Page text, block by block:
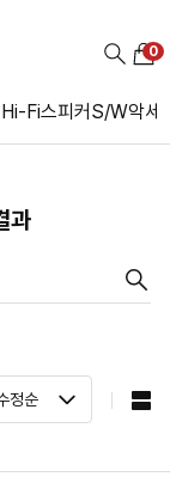
Hi-Fi스피커S/W악세
0
과